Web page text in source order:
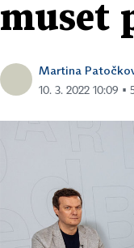
muset
Martina
10. 3. 2022 10:09 ▪